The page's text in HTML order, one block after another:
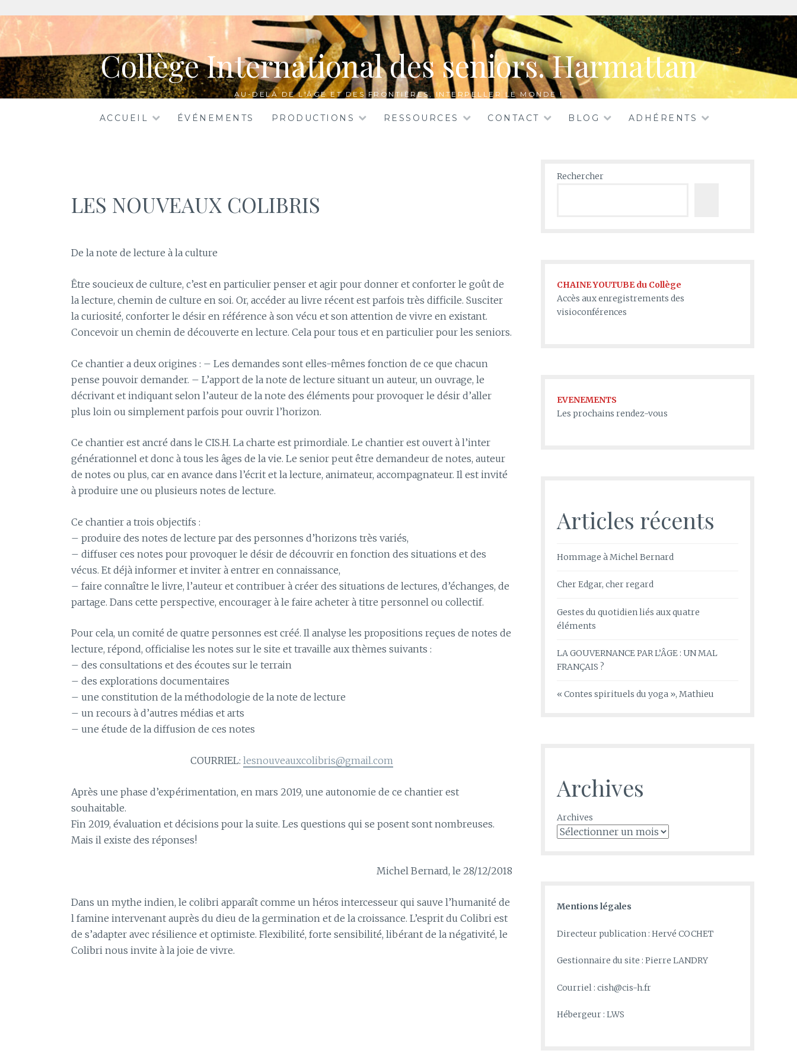
Aller
au
contenu
Collège International des seniors. Harmattan
AU-DELÀ DE L'ÂGE ET DES FRONTIÈRES, INTERPELLER LE MONDE !
ACCUEIL ÉVÉNEMENTS PRODUCTIONS RESSOURCES CONTACT BLOG ADHÉRENTS
LES NOUVEAUX COLIBRIS
De la note de lecture à la culture
Être soucieux de culture, c’est en particulier penser et agir pour donner et conforter le goût de
la lecture, chemin de culture en soi. Or, accéder au livre récent est parfois très difficile. Susciter
la curiosité, conforter le désir en référence à son vécu et son attention de vivre en existant.
Concevoir un chemin de découverte en lecture. Cela pour tous et en particulier pour les seniors.
Ce chantier a deux origines : – Les demandes sont elles-mêmes fonction de ce que chacun
pense pouvoir demander. – L’apport de la note de lecture situant un auteur, un ouvrage, le
décrivant et indiquant selon l’auteur de la note des éléments pour provoquer le désir d’aller
plus loin ou simplement parfois pour ouvrir l’horizon.
Ce chantier est ancré dans le CIS.H. La charte est primordiale. Le chantier est ouvert à l’inter
générationnel et donc à tous les âges de la vie. Le senior peut être demandeur de notes, auteur
de notes ou plus, car en avance dans l’écrit et la lecture, animateur, accompagnateur. Il est invité
à produire une ou plusieurs notes de lecture.
Ce chantier a trois objectifs :
– produire des notes de lecture par des personnes d’horizons très variés,
– diffuser ces notes pour provoquer le désir de découvrir en fonction des situations et des
vécus. Et déjà informer et inviter à entrer en connaissance,
– faire connaître le livre, l’auteur et contribuer à créer des situations de lectures, d’échanges, de
partage. Dans cette perspective, encourager à le faire acheter à titre personnel ou collectif.
Pour cela, un comité de quatre personnes est créé. Il analyse les propositions reçues de notes de
lecture, répond, officialise les notes sur le site et travaille aux thèmes suivants :
– des consultations et des écoutes sur le terrain
– des explorations documentaires
– une constitution de la méthodologie de la note de lecture
– un recours à d’autres médias et arts
– une étude de la diffusion de ces notes
COURRIEL: lesnouveauxcolibris@gmail.com
Après une phase d’expérimentation, en mars 2019, une autonomie de ce chantier est
souhaitable.
Fin 2019, évaluation et décisions pour la suite. Les questions qui se posent sont nombreuses.
Mais il existe des réponses!
Michel Bernard, le 28/12/2018
Dans un mythe indien, le colibri apparaît comme un héros intercesseur qui sauve l’humanité de
l famine intervenant auprès du dieu de la germination et de la croissance. L’esprit du Colibri est
de s’adapter avec résilience et optimiste. Flexibilité, forte sensibilité, libérant de la négativité, le
Colibri nous invite à la joie de vivre.
Rechercher
CHAINE YOUTUBE du Collège
Accès aux enregistrements des
visioconférences
EVENEMENTS
Les prochains rendez-vous
Articles récents
Hommage à Michel Bernard
Cher Edgar, cher regard
Gestes du quotidien liés aux quatre
éléments
LA GOUVERNANCE PAR L’ÂGE : UN MAL
FRANÇAIS ?
« Contes spirituels du yoga », Mathieu
Archives
Archives
Mentions légales
Directeur publication : Hervé COCHET
Gestionnaire du site : Pierre LANDRY
Courriel : cish@cis-h.fr
Hébergeur : LWS